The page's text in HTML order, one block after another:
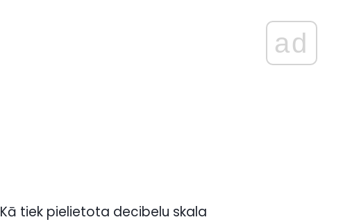
ad
Kā tiek pielietota decibelu skala